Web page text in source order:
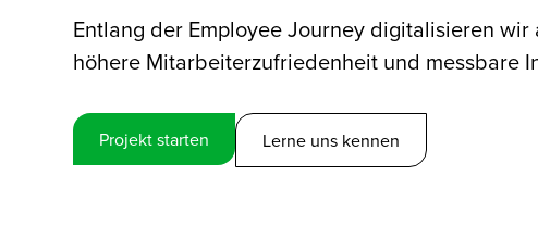
Entlang der Employee Journey digitalisieren
höhere Mitarbeiterzufriedenheit und messbare
Projekt starten Lerne uns kennen